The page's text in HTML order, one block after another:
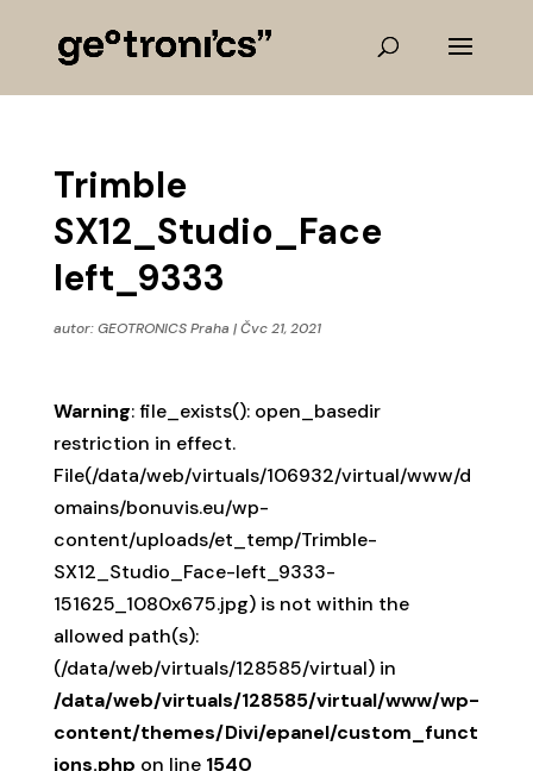
Trimble
SX12_Studio_Face
left_9333
autor:GEOTRONICS Praha |Čvc 21, 2021
Warning: file_exists(): open_basedir
restriction in effect.
File(/data/web/virtuals/106932/virtual/www/d
omains/bonuvis.eu/wp-
content/uploads/et_temp/Trimble-
SX12_Studio_Face-left_9333-
151625_1080x675.jpg) is not within the
allowed path(s):
(/data/web/virtuals/128585/virtual) in
/data/web/virtuals/128585/virtual/www/wp-
content/themes/Divi/epanel/custom_funct
ions.php on line 1540